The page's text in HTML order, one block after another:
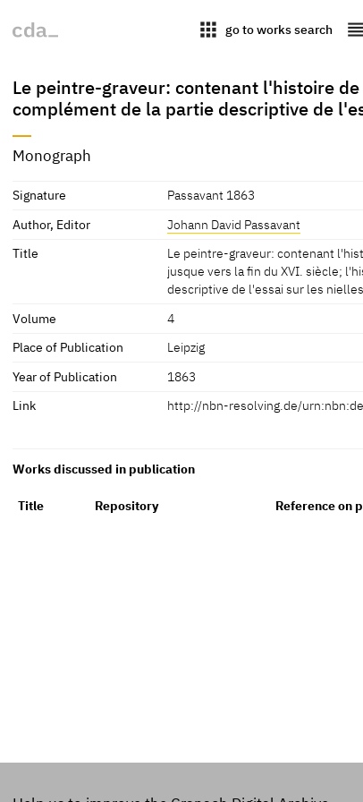
apps go to works search
Le peintre-graveur: contenant l'histoire
complément de la partie descriptive de
Monograph
Signature
Passavant 1863
Author, Editor
Johann David Passavant
Title
Le peintre-graveur: contenant
jusque vers la fin du XVI. siècle;
descriptive de l'essai sur les
Volume
4
Place of Publication
Leipzig
Year of Publication
1863
Link
http://nbn-resolving.de/
Works discussed in publication
Title Repository Reference on